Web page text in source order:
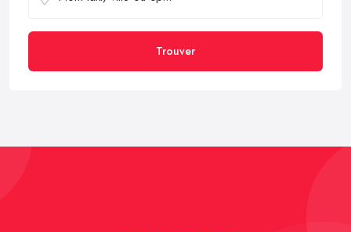
Trouver